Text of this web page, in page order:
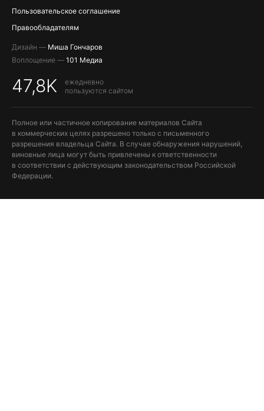
Пользовательское соглашение
Правообладателям
Дизайн — Миша Гончаров
Воплощение — 101 Медиа
47,8K
ежедневно
пользуются сайтом
Полное или частичное копирование материалов Сайта
в коммерческих целях разрешено только с письменного
разрешения владельца Сайта. В случае обнаружения нарушений,
виновные лица могут быть привлечены к ответственности
в соответствии с действующим законодательством Российской
Федерации.